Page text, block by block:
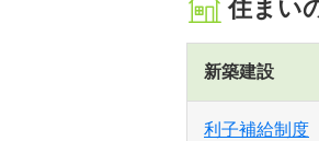
住まい
新築建設
利子補給制度